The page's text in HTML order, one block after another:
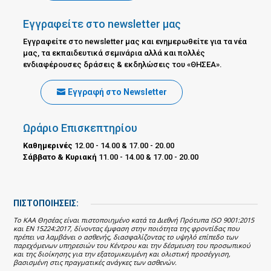
Εγγραφείτε στο newsletter μας
Εγγραφείτε στο newsletter μας και ενημερωθείτε για τα νέα
μας, τα εκπαιδευτικά σεμινάρια αλλά και πολλές
ενδιαφέρουσες δράσεις & εκδηλώσεις του «ΘΗΣΕΑ».
Εγγραφή στο Newsletter
Ωράριο Επισκεπτηρίου
Καθημερινές 12.00 - 14.00 & 17.00 - 20.00
Σάββατο & Κυριακή 11.00 - 14.00 & 17.00 - 20.00
ΠΙΣΤΟΠΟΙΗΣΕΙΣ:
Το ΚΑΑ Θησέας είναι πιστοποιημένο κατά τα Διεθνή Πρότυπα ISO 9001:2015
και EN 15224:2017, δίνοντας έμφαση στην ποιότητα της φροντίδας που
πρέπει να λαμβάνει ο ασθενής, διασφαλίζοντας το υψηλό επίπεδο των
παρεχόμενων υπηρεσιών του Κέντρου και την δέσμευση του προσωπικού
και της διοίκησης για την εξατομικευμένη και ολιστική προσέγγιση,
βασισμένη στις πραγματικές ανάγκες των ασθενών.